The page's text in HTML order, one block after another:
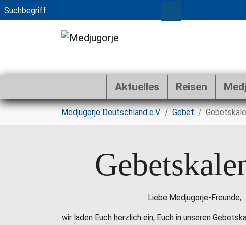
Zum Hauptinhalt springen
Aktuelles Reisen
Sie sind hier:
Medjugorje Deutschland e.V. Gebet
Liebe Medjugorje-Freunde,
wir laden Euch herzlich ein, Euch in unseren